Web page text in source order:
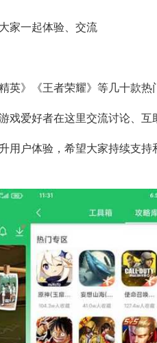
家一起体验、交流
英》《王者荣耀》等几十款热
戏爱好者在这里交流讨论、互
用户体验，希望大家持续支持